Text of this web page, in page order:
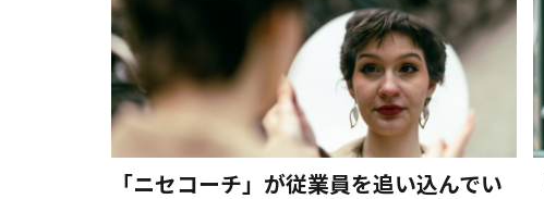
「ニセコーチ」が従業員を追い込んでい